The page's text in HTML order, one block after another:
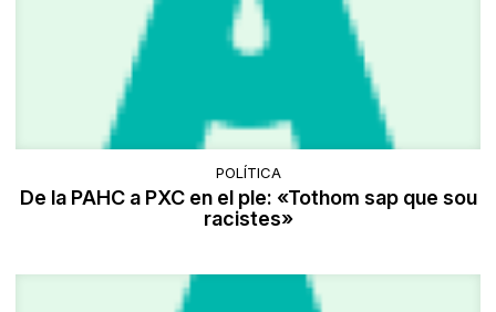
POLÍTICA
De la PAHC a PXC en el ple: «Tothom sap que sou
racistes»